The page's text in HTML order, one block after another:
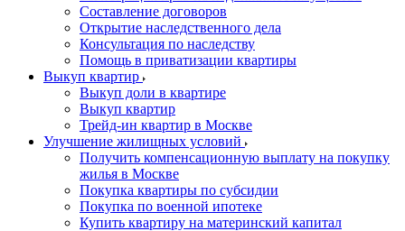
Составление договоров
Открытие наследственного дела
Консультация по наследству
Помощь в приватизации квартиры
Выкуп квартир
Выкуп доли в квартире
Выкуп квартир
Трейд-ин квартир в Москве
Улучшение жилищных условий
Получить компенсационную выплату на покупку
жилья в Москве
Покупка квартиры по субсидии
Покупка по военной ипотеке
Купить квартиру на материнский капитал